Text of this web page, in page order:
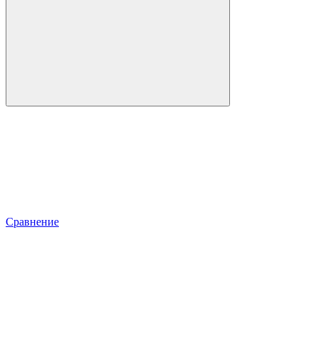
Сравнение